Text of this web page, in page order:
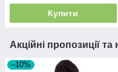
Купити
Акційні пропозиції
–10%